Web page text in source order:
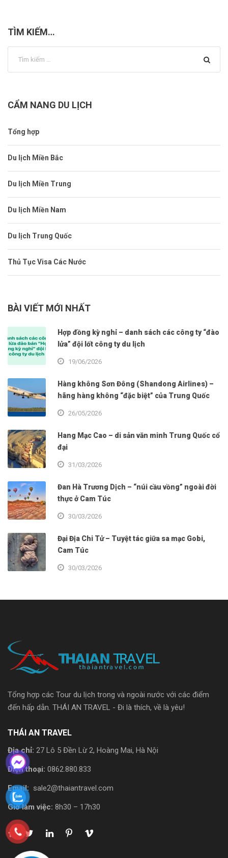
TÌM KIẾM…
CẨM NANG DU LỊCH
Tổng hợp
Du lịch Miền Bắc
Du lịch Miền Trung
Du lịch Miền Nam
Du lịch Trung Quốc
Thủ Tục Visa Các Nước
BÀI VIẾT MỚI NHẤT
Hợp đồng kỳ nghỉ – danh sách các công ty “đào
lửa” đội lốt công ty du lịch
19/06/2026
Hàng không Sơn Đông (Shandong Airlines) –
hãng hàng không “đặc biệt” của Trung Quốc
26/05/2026
Hang Mạc Cao – di sản văn minh Trung Quốc cổ
đại
31/03/2026
Đan Hà Trương Dịch – “núi cầu vồng” ngoài đời
thực ở Cam Túc
30/03/2026
Đại Địa Chi Tử – Tuyệt tác giữa sa mạc Gobi,
Cam Túc
30/03/2026
Tổng hợp các Tour du lịch trong và ngoài nước với các điểm
đến hấp dẫn. THÁI AN TRAVEL - Đi là thích, về là yêu!
THÁI AN TRAVEL
Địa chỉ: 27 Lô 5 Đền Lừ 2, Hoàng Mai, Hà Nội
Điện thoại: 0862.880.833
Email: sale2@thaiantravel.com
Giờ làm việc: 8h30 – 17h30